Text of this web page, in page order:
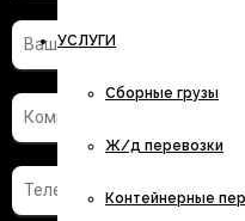
УСЛУГИ
Сборные грузы
Ж/д перевозки
Контейнерные